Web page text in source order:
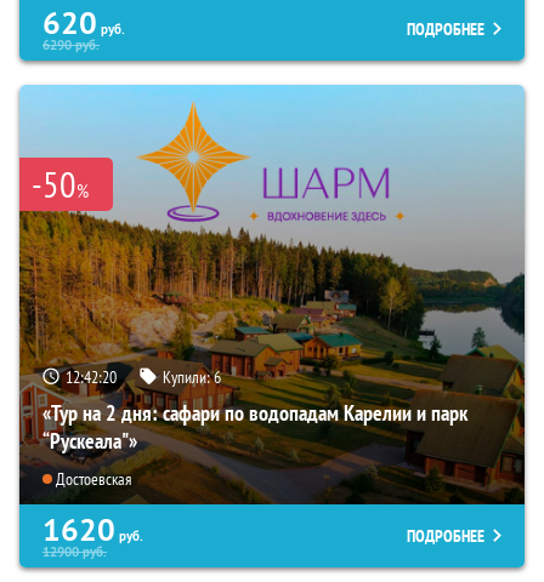
620 руб.
6290руб.
ПОДРОБНЕЕ
-50%
12:42:18 Купили:6
«Тур на 2 дня: сафари по водопадам Карелии и парк
“Рускеала"»
Достоевская
1620 руб.
12900руб.
ПОДРОБНЕЕ